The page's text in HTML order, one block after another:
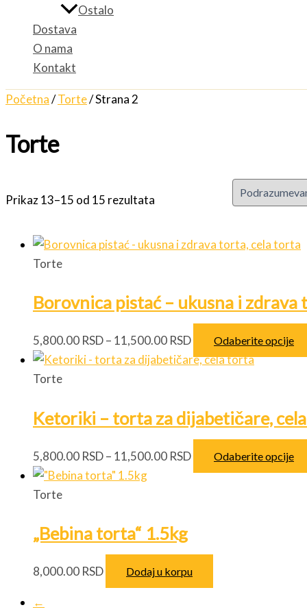
Ostalo
Dostava
O nama
Kontakt
Početna/Torte/ Strana 2
Torte
Prikaz 13–15 od 15 rezultata
Torte
Borovnica pistać – ukusna i
5,800.00 RSD– 11,500.00 RSDRaspon
cena:
do
11,500.00 RSD
Odaberite opcije
Torte
Ketoriki – torta za dijabetičare,
5,800.00 RSD– 11,500.00 RSDRaspon
cena:
11,500.00 RSD
Odaberite opcije
Torte
„Bebina torta“ 1.5kg
8,000.00 RSD Dodaj u korpu
←